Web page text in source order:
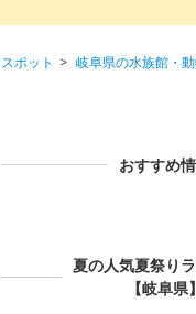
ポット
岐阜県の水族館・
おすすめ
夏の人気夏祭り
【岐阜県】